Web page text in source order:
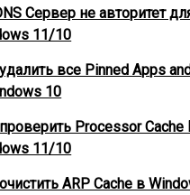
Сервер не авторитет
11/10
все Pinned Apps
10
Processor Cache
11/10
ARP Cache в